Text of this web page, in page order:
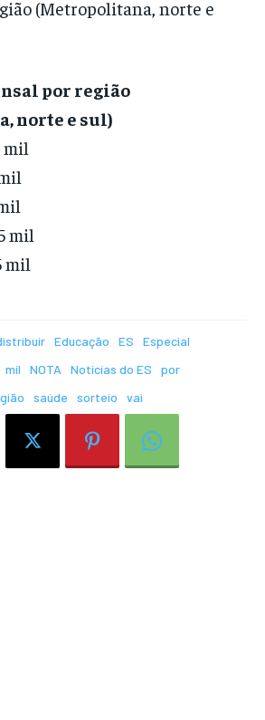
(Metropolitana, norte e
por região
norte e sul)
mil
mil
mil
Educação ES
Especial
mil NOTA Notícias do ES
por
saúde sorteio vai